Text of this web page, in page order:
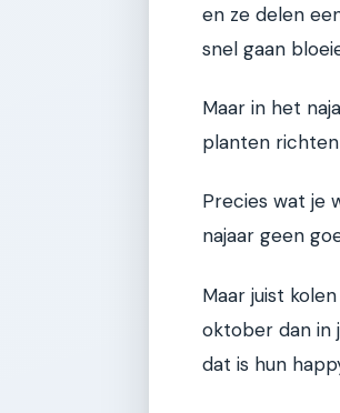
en ze delen
snel gaan
Maar in het
planten
Precies wat je
najaar geen
Maar juist
oktober dan in
dat is hun